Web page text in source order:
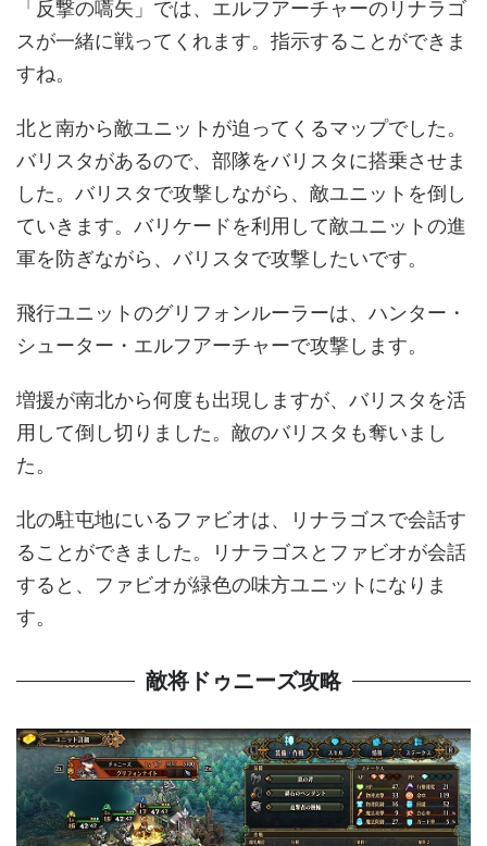
「反撃の嚆矢」では、エルフアーチャーのリナラゴ
スが一緒に戦ってくれます。指示することができま
すね。
北と南から敵ユニットが迫ってくるマップでした。
バリスタがあるので、部隊をバリスタに搭乗させま
した。バリスタで攻撃しながら、敵ユニットを倒し
ていきます。バリケードを利用して敵ユニットの進
軍を防ぎながら、バリスタで攻撃したいです。
飛行ユニットのグリフォンルーラーは、ハンター・
シューター・エルフアーチャーで攻撃します。
増援が南北から何度も出現しますが、バリスタを活
用して倒し切りました。敵のバリスタも奪いまし
た。
北の駐屯地にいるファビオは、リナラゴスで会話す
ることができました。リナラゴスとファビオが会話
すると、ファビオが緑色の味方ユニットになりま
す。
敵将ドゥニーズ攻略